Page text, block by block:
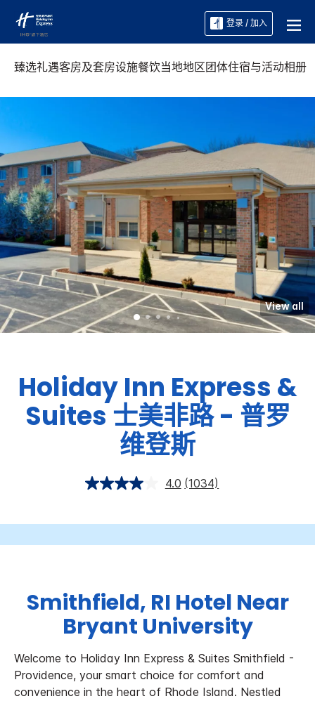
登录 / 加入
臻选礼遇客房及套房设施餐饮当地地区团体住宿与活动相册
View all
Holiday Inn Express &
Suites 士美非路 - 普罗
维登斯
4.0 (1034)
Smithfield, RI Hotel Near
Bryant University
Welcome to Holiday Inn Express & Suites Smithfield -
Providence, your smart choice for comfort and
convenience in the heart of Rhode Island. Nestled